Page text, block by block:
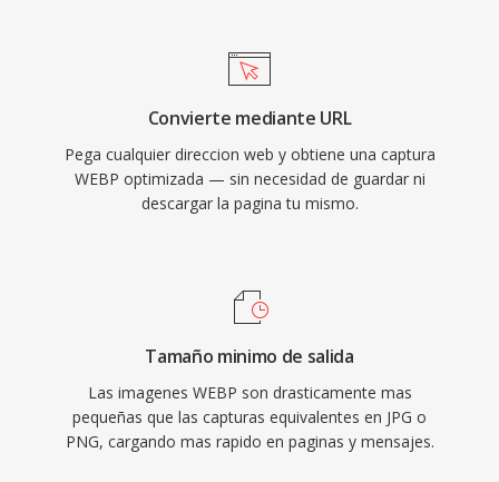
Convierte mediante URL
Pega cualquier direccion web y obtiene una captura
WEBP optimizada — sin necesidad de guardar ni
descargar la pagina tu mismo.
Tamaño minimo de salida
Las imagenes WEBP son drasticamente mas
pequeñas que las capturas equivalentes en JPG o
PNG, cargando mas rapido en paginas y mensajes.